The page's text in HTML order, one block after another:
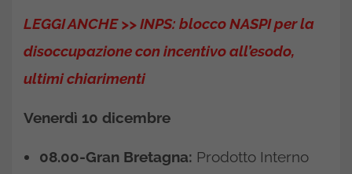
LEGGI ANCHE >> INPS: blocco NASPI per la
disoccupazione con incentivo all’esodo,
ultimi chiarimenti
Venerdì 10 dicembre
08.00-Gran Bretagna: Prodotto Interno